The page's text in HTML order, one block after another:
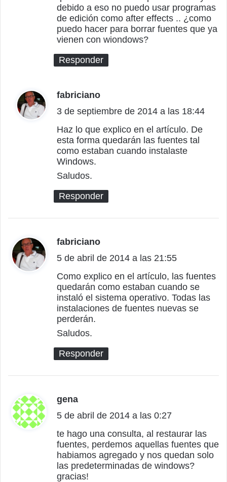
debido a eso no puedo usar programas
de edición como after effects .. ¿como
puedo hacer para borrar fuentes que ya
vienen con wiondows?
Responder
fabriciano
i
c
e
3 de septiembre de 2014 a las 18:44
Haz lo que explico en el artículo. De
esta forma quedarán las fuentes tal
como estaban cuando instalaste
Windows.
Saludos.
Responder
fabriciano
i
c
e
:
5 de abril de 2014 a las 21:55
Como explico en el artículo, las fuentes
quedarán como estaban cuando se
instaló el sistema operativo. Todas las
instalaciones de fuentes nuevas se
perderán.
Saludos.
Responder
gena
i
c
e
:
5 de abril de 2014 a las 0:27
te hago una consulta, al restaurar las
fuentes, perdemos aquellas fuentes que
habiamos agregado y nos quedan solo
las predeterminadas de windows?
gracias!